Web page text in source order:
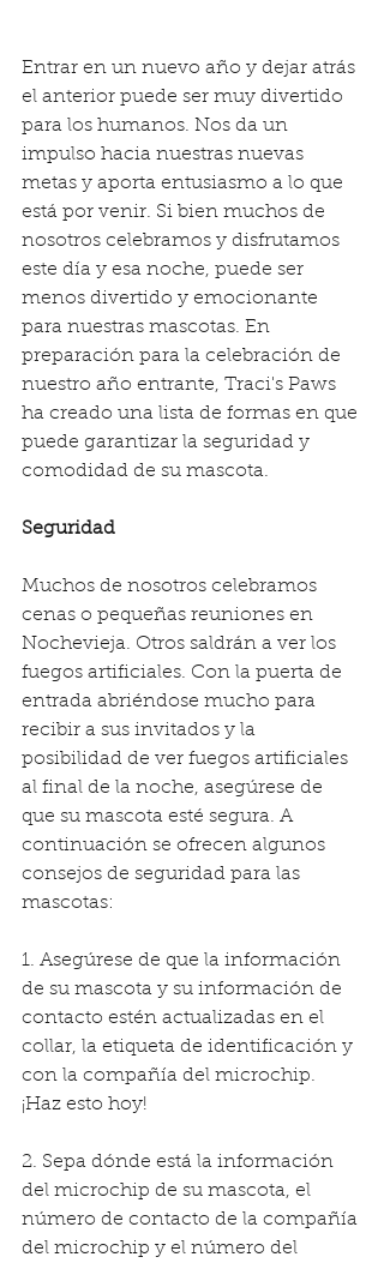
Entrar en un nuevo año y dejar atrás
el anterior puede ser muy divertido
para los humanos. Nos da un
impulso hacia nuestras nuevas
metas y aporta entusiasmo a lo que
está por venir. Si bien muchos de
nosotros celebramos y disfrutamos
este día y esa noche, puede ser
menos divertido y emocionante
para nuestras mascotas. En
preparación para la celebración de
nuestro año entrante, Traci's Paws
ha creado una lista de formas en que
puede garantizar la seguridad y
comodidad de su mascota.
Seguridad
Muchos de nosotros celebramos
cenas o pequeñas reuniones en
Nochevieja. Otros saldrán a ver los
fuegos artificiales. Con la puerta de
entrada abriéndose mucho para
recibir a sus invitados y la
posibilidad de ver fuegos artificiales
al final de la noche, asegúrese de
que su mascota esté segura. A
continuación se ofrecen algunos
consejos de seguridad para las
mascotas:
1. Asegúrese de que la información
de su mascota y su información de
contacto estén actualizadas en el
collar, la etiqueta de identificación y
con la compañía del microchip.
¡Haz esto hoy!
2. Sepa dónde está la información
del microchip de su mascota, el
número de contacto de la compañía
del microchip y el número del